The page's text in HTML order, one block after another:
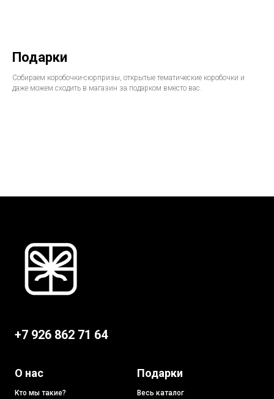
Подарки
Собираем коробочки-сюрпризы, открытые тематические коробочки и
даже можем сходить в магазин за подарком вместо вас.
+7 926 862 71 64
О нас
Кто мы такие?
Подарки
Весь каталог